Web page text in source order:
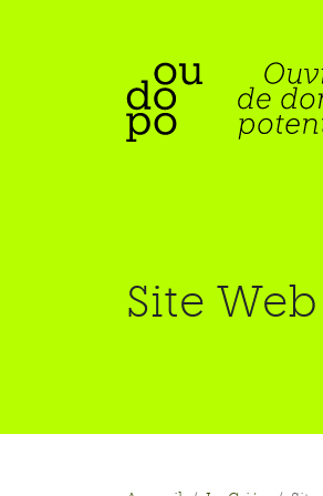
Site Web